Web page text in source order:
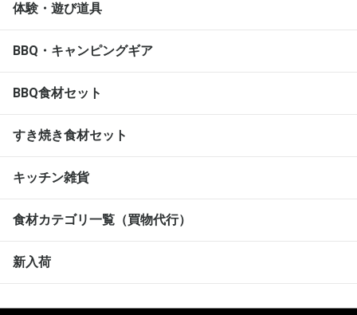
体験・遊び道具
BBQ・キャンピングギア
BBQ食材セット
すき焼き食材セット
キッチン雑貨
食材カテゴリ一覧（買物代行）
新入荷